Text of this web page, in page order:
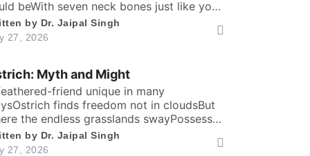
beWith seven neck bones just like you
meIt can lift head upto twenty feet high
free. ​ Inside the chest, a massive heart is
brainTo […]
by Dr. Jaipal Singh
27, 2026
Myth and Might
friend unique in many
finds freedom not in cloudsBut
the endless grasslands swayPossess
two toes and large eyesThe largest and
living birdFlightless yet the fastest
by Dr. Jaipal Singh
27, 2026